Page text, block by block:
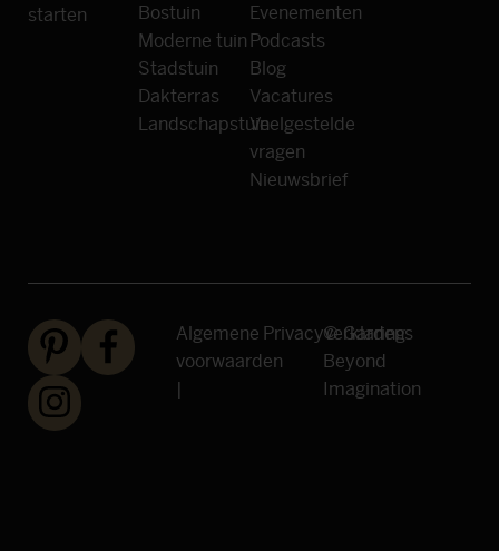
starten
Bostuin
Moderne tuin
Stadstuin
Dakterras
Landschapstuin
Evenementen
Podcasts
Blog
Vacatures
Veelgestelde
vragen
Nieuwsbrief
© Gardens
Beyond
Imagination
Algemene
voorwaarden
|
Privacyverklaring